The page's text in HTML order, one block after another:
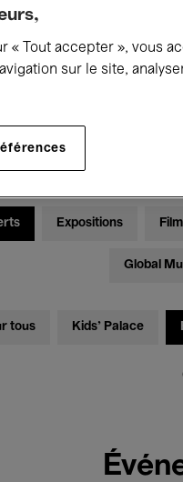
se
Jeudi 14
Expositions
Global
tous Kids’ Palace
« Tout accepter », vous
sur le site,